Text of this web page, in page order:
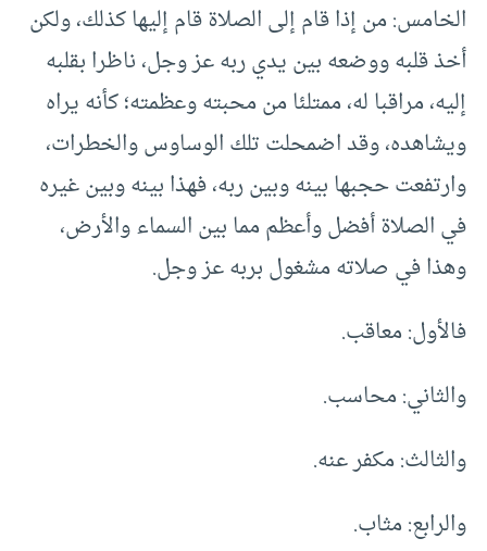
الخامس: من إذا قام إلى الصلاة قام إليها كذلك، ولكن
أخذ قلبه ووضعه بين يدي ربه عز وجل، ناظرا بقلبه
إليه، مراقبا له، ممتلئا من محبته وعظمته؛ كأنه يراه
ويشاهده، وقد اضمحلت تلك الوساوس والخطرات،
وارتفعت حجبها بينه وبين ربه، فهذا بينه وبين غيره
في الصلاة أفضل وأعظم مما بين السماء والأرض،
وهذا في صلاته مشغول بربه عز وجل.
فالأول: معاقب.
والثاني: محاسب.
والثالث: مكفر عنه.
والرابع: مثاب.